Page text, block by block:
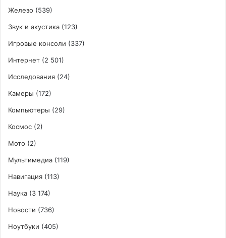
Железо (539)
Звук и акустика (123)
Игровые консоли (337)
Интернет (2 501)
Исследования (24)
Камеры (172)
Компьютеры (29)
Космос (2)
Мото (2)
Мультимедиа (119)
Навигация (113)
Наука (3 174)
Новости (736)
Ноутбуки (405)